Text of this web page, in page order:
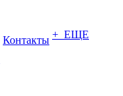
Контакты + ЕЩЕ